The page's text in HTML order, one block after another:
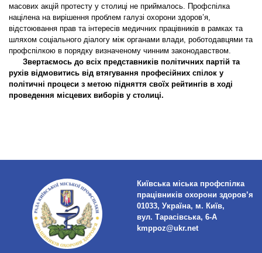
масових акцій протесту у столиці не приймалось. Профспілка
націлена на вирішення проблем галузі охорони здоров’я,
відстоювання прав та інтересів медичних працівників в рамках та
шляхом соціального діалогу між органами влади, роботодавцями та
профспілкою в порядку визначеному чинним законодавством.
Звертаємось до всіх представників політичних партій та
рухів відмовитись від втягування професійних спілок у
політичні процеси з метою підняття своїх рейтингів в ході
проведення місцевих виборів у столиці.
Київська міська профспілка
працівників охорони здоров’я
01033, Україна, м. Київ,
вул. Тарасівська, 6-А
kmppoz@ukr.net